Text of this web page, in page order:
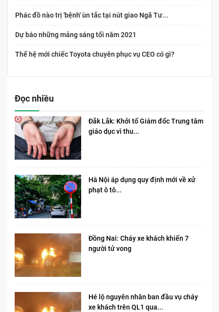
Phác đồ nào trị 'bệnh' ùn tắc tại nút giao Ngã Tư...
Dự báo những mảng sáng tối năm 2021
Thế hệ mới chiếc Toyota chuyên phục vụ CEO có gì?
Đọc nhiều
Đắk Lắk: Khởi tố Giám đốc Trung tâm
giáo dục vì thu...
Hà Nội áp dụng quy định mới về xử
phạt ô tô...
Đồng Nai: Cháy xe khách khiến 7
người tử vong​
Hé lộ nguyên nhân ban đầu vụ cháy
xe khách trên QL1 qua...